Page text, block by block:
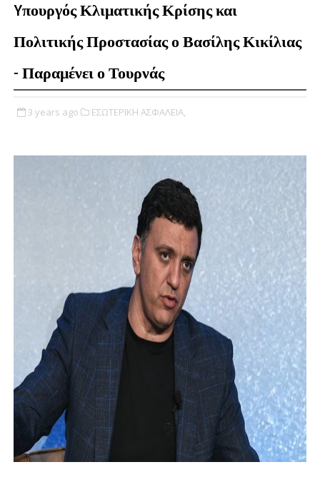
Yπουργός Κλιματικής Κρίσης και
Πολιτικής Προστασίας ο Βασίλης Κικίλιας
- Παραμένει ο Τουρνάς
3 years ago ΕΣΩΤΕΡΙΚΗ ΑΣΦΑΛΕΙΑ,